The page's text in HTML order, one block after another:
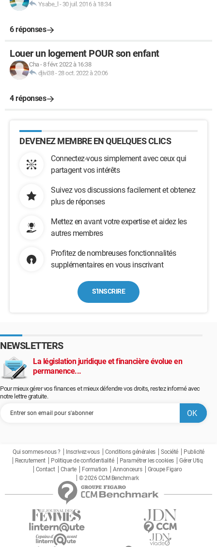
Ysabe_l - 30 juil. 2016 à 18:34
6 réponses
Louer un logement POUR son enfant
Cha-8 févr. 2022 à 16:38
djivi38-28 oct. 2022 à 20:06
4 réponses
DEVENEZ MEMBRE EN QUELQUES CLICS
Connectez-vous simplement avec ceux qui
partagent vos intérêts
Suivez vos discussions facilement et obtenez
plus de réponses
Mettez en avant votre expertise et aidez les
autres membres
Profitez de nombreuses fonctionnalités
supplémentaires en vous inscrivant
S'INSCRIRE
NEWSLETTERS
La législation juridique et financière évolue en
permanence...
Pour mieux gérer vos finances et mieux défendre vos droits, restez informé avec
notre lettre gratuite.
Qui sommes-nous ? Inscrivez-vous Conditions générales Société
Publicité
Recrutement
Politique de confidentialité Paramétrer les cookies
Gérer Utiq
Contact
Charte Formation Annonceurs
Groupe Figaro
© 2026 CCM Benchmark